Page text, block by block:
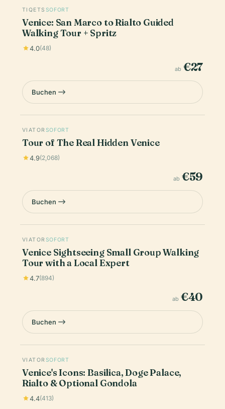
TIQETS SOFORT
Venice: San Marco to Rialto Guided
Walking Tour + Spritz
4.0(48)
ab €27
Buchen
VIATOR SOFORT
Tour of The Real Hidden Venice
4.9(2,068)
ab €59
Buchen
VIATOR SOFORT
Venice Sightseeing Small Group Walking
Tour with a Local Expert
4.7(894)
ab €40
Buchen
VIATOR SOFORT
Venice's Icons: Basilica, Doge Palace,
Rialto & Optional Gondola
4.4(413)